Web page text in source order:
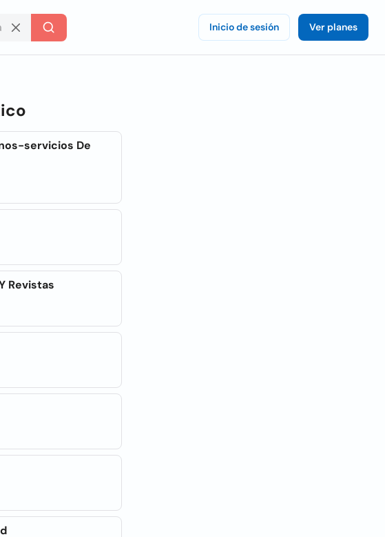
Inicio de sesión Ver planes
servicios De
Revistas